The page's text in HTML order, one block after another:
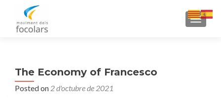
The Economy of Francesco
Posted on 2 d'octubre de 2021